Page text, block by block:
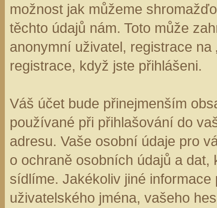
možnost jak můžeme
těchto údajů nám. Toto může
anonymní uživatel, registrace
registrace, když jste přihlášeni.
Váš účet bude přinejmenším
používané při přihlašování do
adresu. Vaše osobní údaje pro
o ochraně osobních údajů a
sídlíme. Jakékoliv jiné informace
uživatelského jména, vašeho